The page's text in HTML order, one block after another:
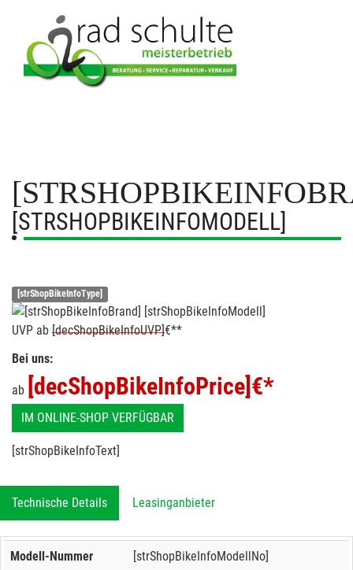
[STRSHOPBIKEINFOMODELL]
[strShopBikeInfoType]
UVP ab [decShopBikeInfoUVP]€**
Bei uns:
ab [decShopBikeInfoPrice] €*
IM ONLINE-SHOP VERFÜGBAR
[strShopBikeInfoText]
Technische Details Leasinganbieter
Modell-Nummer [strShopBikeInfoModellNo]